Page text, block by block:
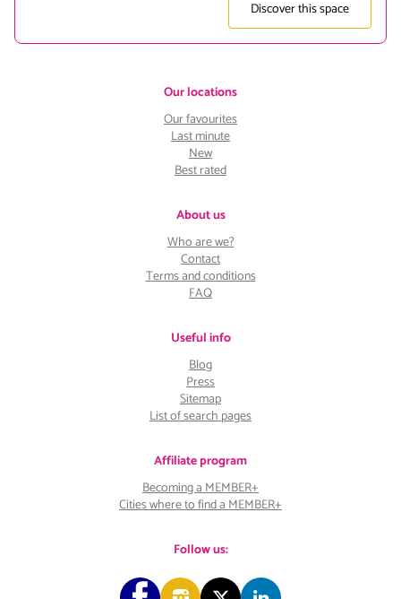
Discover this space
Our locations
Our favourites
Last minute
New
Best rated
About us
Who are we?
Contact
Terms and conditions
FAQ
Useful info
Blog
Press
Sitemap
List of search pages
Affiliate program
Becoming a MEMBER+
Cities where to find a MEMBER+
Follow us: